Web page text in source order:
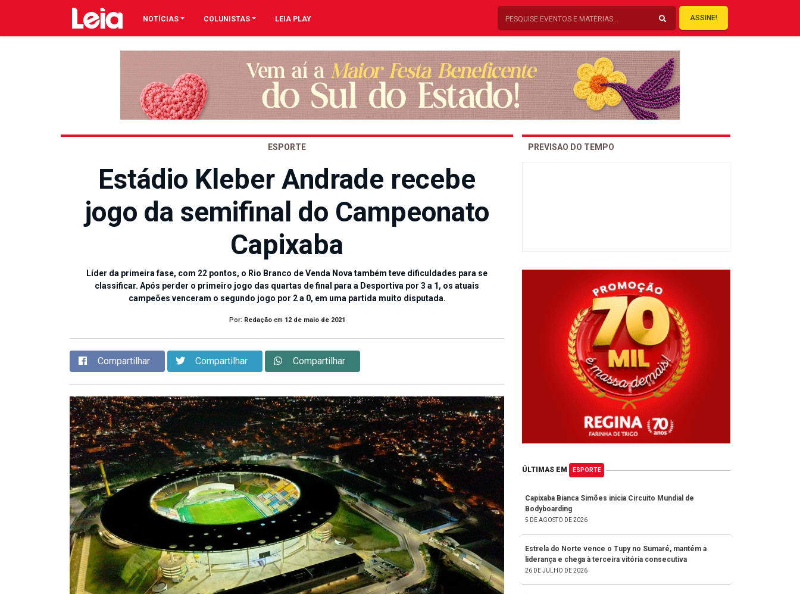
NOTÍCIAS COLUNISTAS LEIA PLAY ASSINE!
ESPORTE
Estádio Kleber Andrade recebe
jogo da semifinal do Campeonato
Capixaba
Líder da primeira fase, com 22 pontos, o Rio Branco de Venda Nova também teve dificuldades para se
classificar. Após perder o primeiro jogo das quartas de final para a Desportiva por 3 a 1, os atuais
campeões venceram o segundo jogo por 2 a 0, em uma partida muito disputada.
Por: Redaçãoem 12 de maio de 2021
Compartilhar Compartilhar Compartilhar
PREVISAO DO TEMPO
ÚLTIMAS EM ESPORTE
Capixaba Bianca Simões inicia Circuito Mundial de
Bodyboarding
5 DE AGOSTO DE 2026
Estrela do Norte vence o Tupy no Sumaré, mantém a
liderança e chega à terceira vitória consecutiva
26 DE JULHO DE 2026